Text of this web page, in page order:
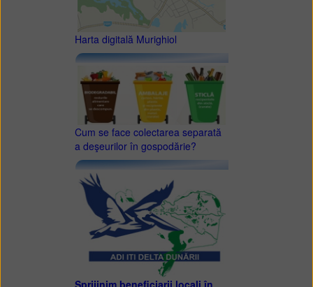
Harta digitală Murighiol
Cum se face colectarea separată
a deşeurilor în gospodărie?